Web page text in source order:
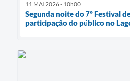
11 MAI 2026 - 10h00
Segunda noite do 7º Festival
participação do público no